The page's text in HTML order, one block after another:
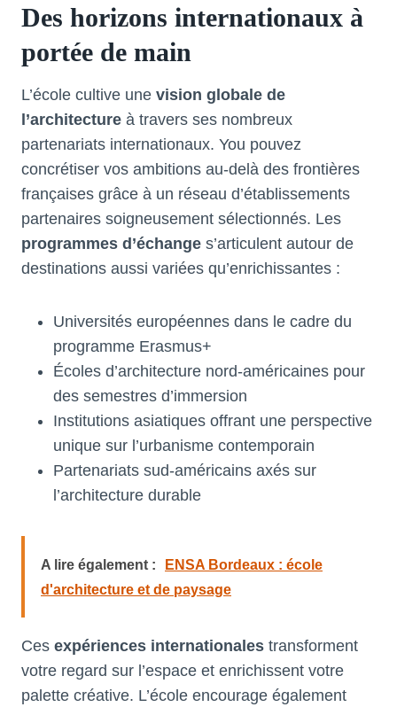
Des horizons internationaux à
portée de main
L’école cultive une vision globale de
l’architecture à travers ses nombreux
partenariats internationaux. You pouvez
concrétiser vos ambitions au-delà des frontières
françaises grâce à un réseau d’établissements
partenaires soigneusement sélectionnés. Les
programmes d’échange s’articulent autour de
destinations aussi variées qu’enrichissantes :
Universités européennes dans le cadre du
programme Erasmus+
Écoles d’architecture nord-américaines pour
des semestres d’immersion
Institutions asiatiques offrant une perspective
unique sur l’urbanisme contemporain
Partenariats sud-américains axés sur
l’architecture durable
A lire également :
ENSA Bordeaux : école
d'architecture et de paysage
Ces expériences internationales transforment
votre regard sur l’espace et enrichissent votre
palette créative. L’école encourage également